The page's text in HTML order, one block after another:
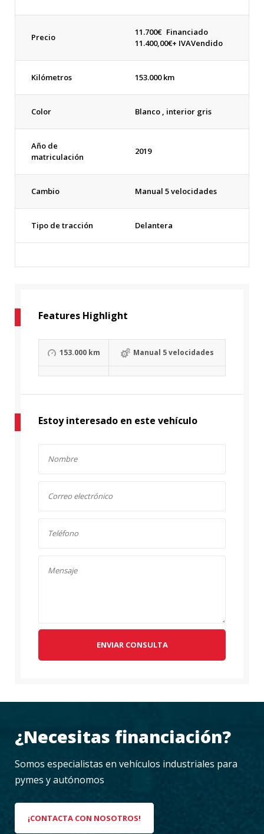
Precio 11.700€ Financiado
11.400,00€+ IVAVendido
Kilómetros 153.000 km
Color Blanco , interior gris
Año de
matriculación
2019
Cambio Manual 5 velocidades
Tipo de tracción Delantera
Features Highlight
153.000 km Manual 5 velocidades
Estoy interesado en este vehículo
ENVIAR CONSULTA
¿Necesitas financiación?
Somos especialistas en vehículos industriales para
pymes y autónomos
¡CONTACTA CON NOSOTROS!